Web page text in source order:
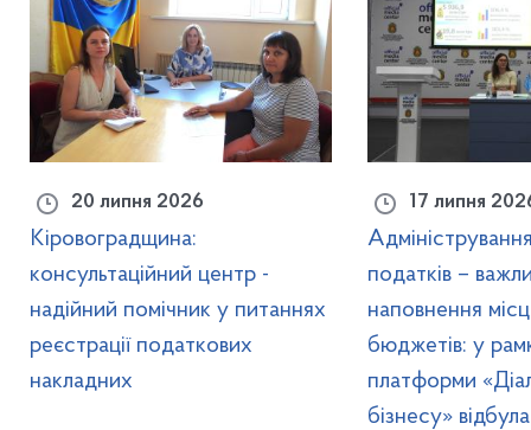
20 липня 2026
Кіровоградщина:
консультаційний центр -
надійний помічник у питаннях
реєстрації податкових
накладних
17 липня
податків –
наповнення
бюджетів: у
платформи
бізнесу»